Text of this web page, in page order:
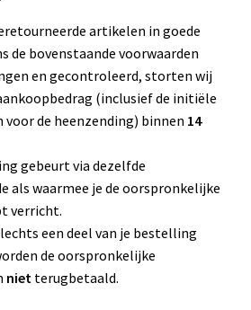
artikelen in goede
de bovenstaande voorwaarden
en gecontroleerd, storten wij
(inclusief de initiële
voor de heenzending) binnen 14
gebeurt via dezelfde
als waarmee je de oorspronkelijke
verricht.
een deel van je bestelling
de oorspronkelijke
nietterugbetaald.